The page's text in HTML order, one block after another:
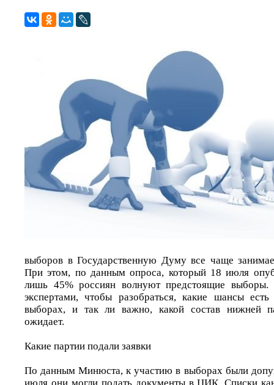
выборов в Государственную Думу все чаще
При этом, по данным опроса, который 18 июля
лишь 45% россиян волнуют предстоящие выборы.
экспертами, чтобы разобраться, какие шансы
выборах, и так ли важно, какой состав нижней
ожидает.
Какие партии подали заявки
По данным Минюста, к участию в выборах были